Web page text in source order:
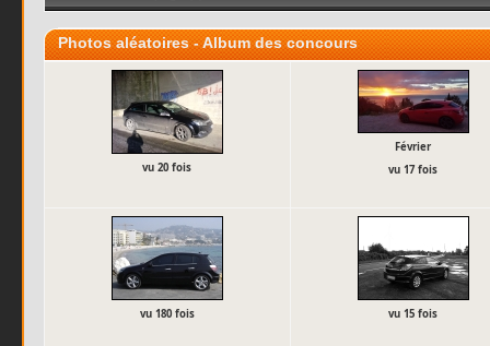
Photos aléatoires - Album des concours
vu 20 fois
Février
vu 17 fois
vu 180 fois vu 15 fois